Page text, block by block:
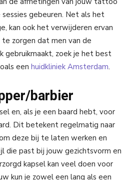
gebeuren. Net als het
kan ook het verwijderen ervan
te zorgen dat men van de
gebruikmaakt, zoek je het best
een huidkliniek Amsterdam.
barbier
en, als je een baard hebt, voor
Dit betekent regelmatig naar
deze bij te laten werken en
die past bij jouw gezichtsvorm en
kapsel kan veel doen voor
kun je zowel een lang als een